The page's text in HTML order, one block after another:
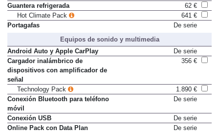
Guantera refrigerada
62 €
Hot Climate Pack
641 €
Portagafas
De serie
Equipos de sonido y multimedia
Android Auto y Apple CarPlay
De serie
Cargador inalámbrico de
dispositivos con amplificador de
señal
356 €
Technology Pack
1.890 €
Conexión Bluetooth para teléfono
móvil
De serie
Conexión USB
De serie
Online Pack con Data Plan
De serie